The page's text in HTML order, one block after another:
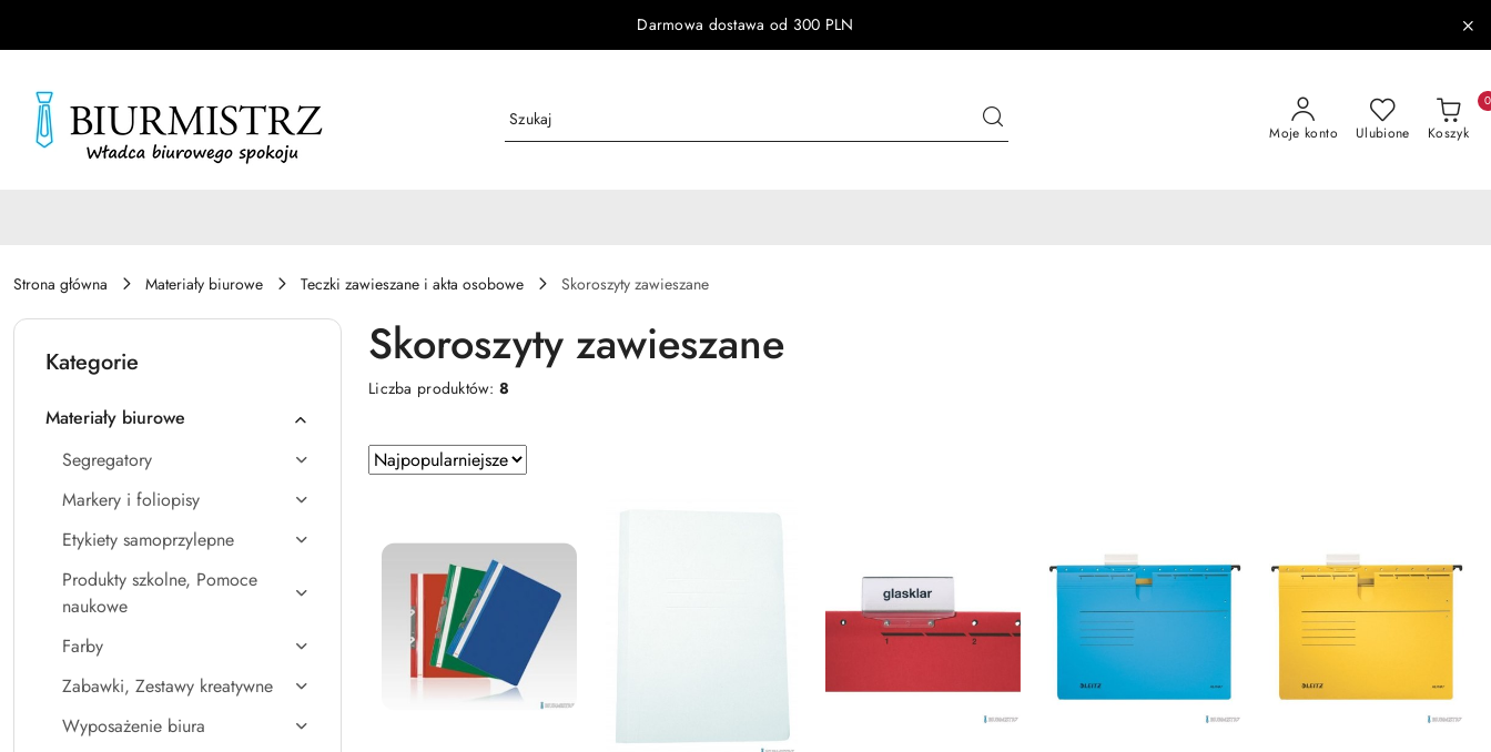
Darmowa dostawa od 300 PLN
Moje konto Ulubione Koszyk
0
Strona główna Materiały biurowe Teczki zawieszane i akta osobowe Skoroszyty zawieszane
Kategorie
Materiały biurowe
Segregatory
Markery i foliopisy
Etykiety samoprzylepne
Produkty szkolne, Pomoce
naukowe
Farby
Zabawki, Zestawy kreatywne
Wyposażenie biura
Skoroszyty zawieszane
Liczba produktów:8
Zastosowano
sortowanie:
Sortuj
według